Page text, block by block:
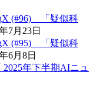
(#96) 「疑似科
7月23日
(#95) 「疑似科
6月8日
年下半期AIニュ